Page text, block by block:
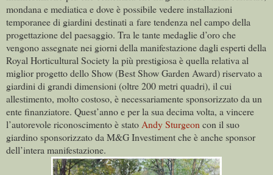
mondana e mediatica e dove è possibile vedere installazioni
temporanee di giardini destinati a fare tendenza nel campo della
progettazione del paesaggio. Tra le tante medaglie d’oro che
vengono assegnate nei giorni della manifestazione dagli esperti della
Royal Horticultural Society la più prestigiosa è quella relativa al
miglior progetto dello Show (Best Show Garden Award) riservato a
giardini di grandi dimensioni (oltre 200 metri quadri), il cui
allestimento, molto costoso, è necessariamente sponsorizzato da un
ente finanziatore. Quest’anno e per la sua decima volta, a vincere
l’autorevole riconoscimento è stato Andy Sturgeon con il suo
giardino sponsorizzato da M&G Investiment che è anche sponsor
dell’intera manifestazione.